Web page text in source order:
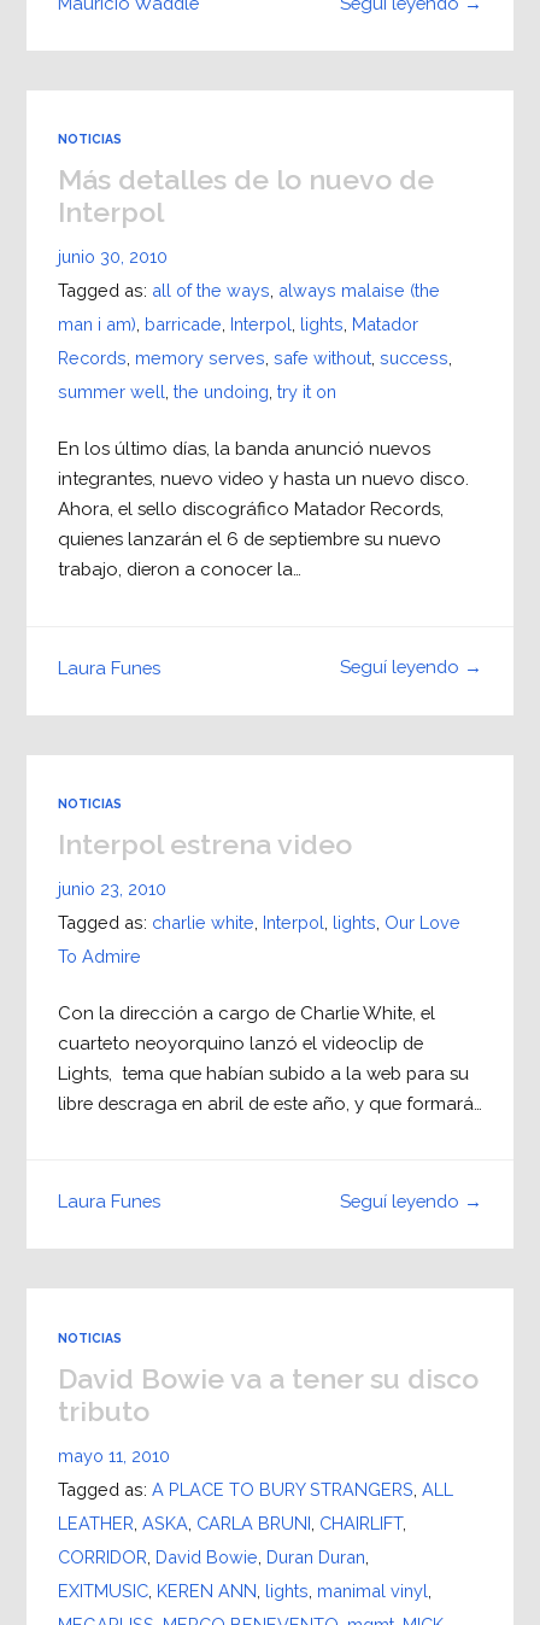
NOTICIAS
Más detalles de lo nuevo de
Interpol
junio 30, 2010
Tagged as: all of the ways always malaise (the
man i am) barricade Interpol lights Matador
Records memory serves safe without, success
summer well the undoing try it on
En los último días, la banda anunció nuevos
integrantes, nuevo video y hasta un nuevo disco.
Ahora, el sello discográfico Matador Records,
quienes lanzarán el 6 de septiembre su nuevo
trabajo, dieron a conocer la…
Seguí leyendo →
Laura Funes
NOTICIAS
Interpol estrena video
junio 23, 2010
Tagged as: charlie white Interpol lights Our Love
To Admire
Con la dirección a cargo de Charlie White, el
cuarteto neoyorquino lanzó el videoclip de
Lights, tema que habían subido a la web para su
libre descraga en abril de este año, y que formará…
Seguí leyendo →
Laura Funes
NOTICIAS
David Bowie va a tener su disco
tributo
mayo 11, 2010
Tagged as: A PLACE TO BURY STRANGERS ALL
LEATHER ASKA CARLA BRUNI CHAIRLIFT,
CORRIDOR David Bowie Duran Duran
EXITMUSIC, KEREN ANN lights manimal vinyl